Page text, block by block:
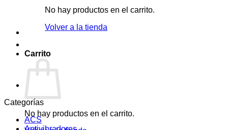
No hay productos en el carrito.
Volver a la tienda
Carrito
No hay productos en el carrito.
Categorías
ACS